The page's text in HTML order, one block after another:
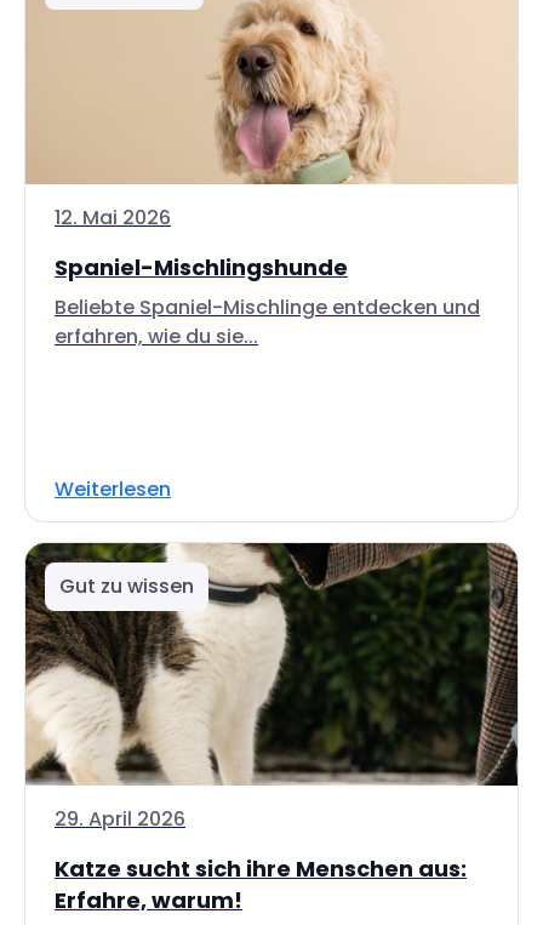
12. Mai 2026
Spaniel-Mischlingshunde
Beliebte Spaniel-Mischlinge entdecken und
erfahren, wie du sie...
Weiterlesen
Gut zu wissen
29. April 2026
Katze sucht sich ihre Menschen aus:
Erfahre, warum!